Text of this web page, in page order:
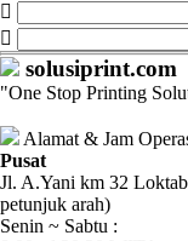
Riwayat
Transaksi
Tagihan
Berjalan
Pembayaran
solusiprint.com
"One Stop Printing
Alamat & Jam
Pusat
Jl. A.Yani km 32
petunjuk arah)
Senin ~ Sabtu :